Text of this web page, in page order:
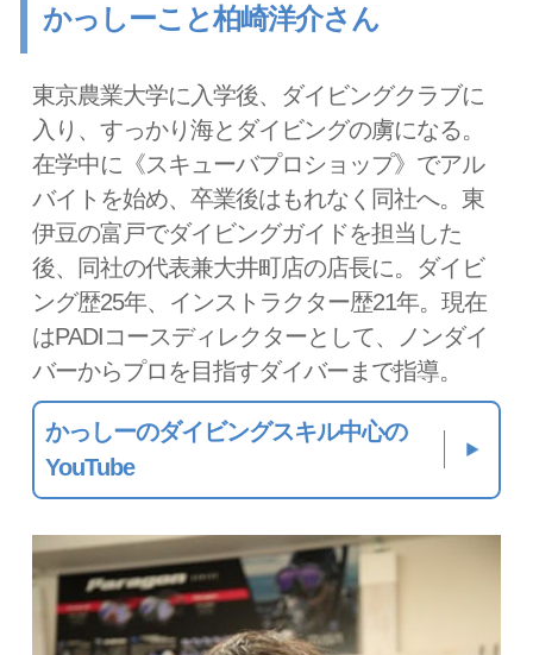
かっしーこと柏崎洋介さん
東京農業大学に入学後、ダイビングクラブに
入り、すっかり海とダイビングの虜になる。
在学中に《スキューバプロショップ》でアル
バイトを始め、卒業後はもれなく同社へ。東
伊豆の富戸でダイビングガイドを担当した
後、同社の代表兼大井町店の店長に。ダイビ
ング歴25年、インストラクター歴21年。現在
はPADIコースディレクターとして、ノンダイ
バーからプロを目指すダイバーまで指導。
かっしーのダイビングスキル中心の
YouTube